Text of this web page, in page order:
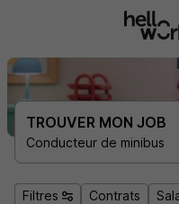
TROUVER MON JOB
Conducteur de minibus
Filtres Contrats